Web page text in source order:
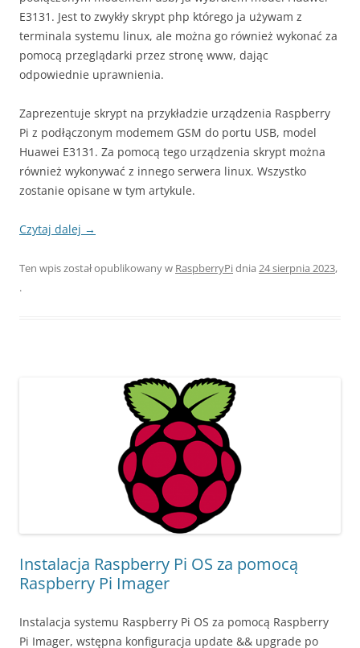
E3131. Jest to zwykły skrypt php którego ja używam z
terminala systemu linux, ale można go również wykonać za
pomocą przeglądarki przez stronę www, dając
odpowiednie uprawnienia.
Zaprezentuje skrypt na przykładzie urządzenia Raspberry
Pi z podłączonym modemem GSM do portu USB, model
Huawei E3131. Za pomocą tego urządzenia skrypt można
również wykonywać z innego serwera linux. Wszystko
zostanie opisane w tym artykule.
Czytaj dalej →
Ten wpis został opublikowany w RaspberryPidnia 24 sierpnia 2023,
.
Instalacja Raspberry Pi OS za pomocą
Raspberry Pi Imager
Instalacja systemu Raspberry Pi OS za pomocą Raspberry
Pi Imager, wstępna konfiguracja update && upgrade po